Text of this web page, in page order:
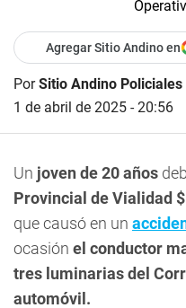
Agregar Sitio Andino en
PorSitio Andino Policiales
1 de abril de 2025 - 20:56
Un joven de 20 años
Provincial de Vialidad
que causó en un
ocasión el conductor
tres luminarias del
automóvil.